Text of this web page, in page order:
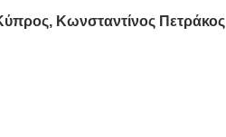
Κωνσταντίνος Πετράκος